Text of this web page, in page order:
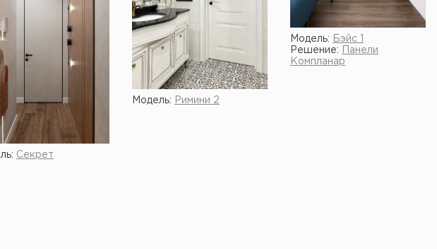
Модель:
Бэйс 1
Решение:
Панели
Компланар
Модель: Римини 2
Секрет